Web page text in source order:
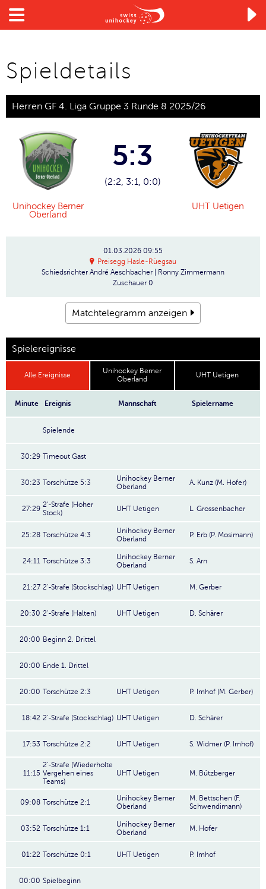

Spieldetails
Herren GF 4. Liga Gruppe 3 Runde 8 2025/26
Unihockey Berner
Oberland
5:3
(2:2, 3:1, 0:0)
UHT Uetigen
01.03.2026 09:55
Preisegg Hasle-Rüegsau
Schiedsrichter André Aeschbacher | Ronny Zimmermann
Zuschauer 0
Matchtelegramm anzeigen
Spielereignisse
Alle Ereignisse
Unihockey Berner
Oberland
UHT Uetigen
Minute Ereignis Mannschaft Spielername
Spielende
30:29 Timeout Gast
30:23 Torschütze 5:3
Unihockey Berner
Oberland
A. Kunz (M. Hofer)
27:29 2'-Strafe (Hoher
Stock)
UHT Uetigen L. Grossenbacher
25:28 Torschütze 4:3
Unihockey Berner
Oberland
P. Erb (P. Mosimann)
24:11 Torschütze 3:3
Unihockey Berner
Oberland
S. Arn
21:27 2'-Strafe (Stockschlag) UHT Uetigen M. Gerber
20:30 2'-Strafe (Halten) UHT Uetigen D. Schärer
20:00 Beginn 2. Drittel
20:00 Ende 1. Drittel
20:00 Torschütze 2:3 UHT Uetigen P. Imhof (M. Gerber)
18:42 2'-Strafe (Stockschlag) UHT Uetigen D. Schärer
17:53 Torschütze 2:2 UHT Uetigen S. Widmer (P. Imhof)
11:15
2'-Strafe (Wiederholte
Vergehen eines
Teams)
UHT Uetigen M. Bützberger
09:08 Torschütze 2:1
Unihockey Berner
Oberland
M. Bettschen (F.
Schwendimann)
03:52 Torschütze 1:1
Unihockey Berner
Oberland
M. Hofer
01:22 Torschütze 0:1 UHT Uetigen P. Imhof
00:00 Spielbeginn